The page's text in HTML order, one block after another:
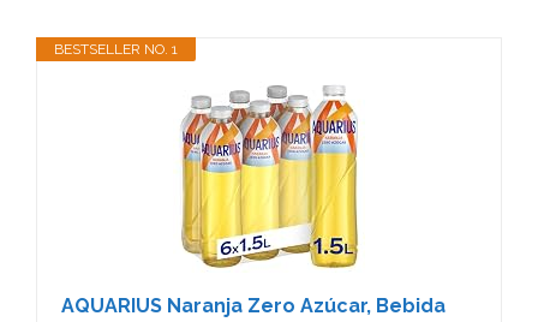
BESTSELLER NO. 1
AQUARIUS Naranja Zero Azúcar, Bebida